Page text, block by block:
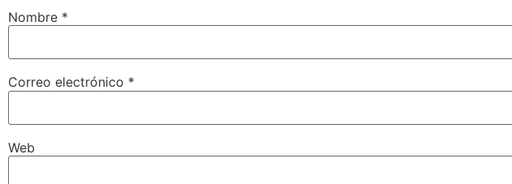
Nombre *
Correo electrónico *
Web